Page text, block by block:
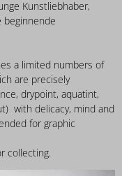
Kunstliebhaber,
beginnende
a limited numbers of
are precisely
drypoint, aquatint,
with delicacy, mind and
for graphic
collecting.